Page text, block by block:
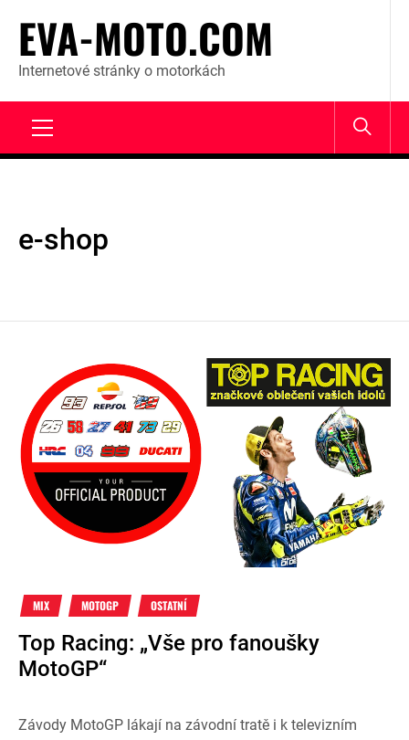
content
EVA-MOTO.COM
Internetové stránky o motorkách
e-shop
MIX MOTOGP OSTATNÍ
Top Racing: „Vše pro fanoušky
MotoGP“
Závody MotoGP lákají na závodní tratě i k televizním